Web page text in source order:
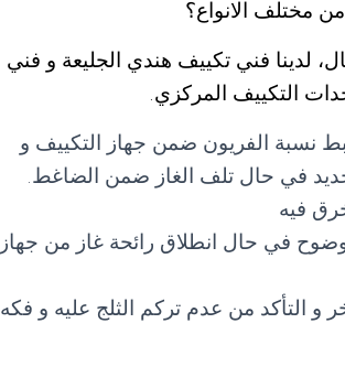
مختلف الانواع؟
لدينا فني تكييف هندي الجليعة و فني
التكييف المركزي.
نسبة الفريون ضمن جهاز التكييف و
جديد في حال تلف الغاز ضمن الضاغط.
فيه
في حال انطلاق رائحة غاز من جهاز
التأكد من عدم تركم الثلج عليه و فكه